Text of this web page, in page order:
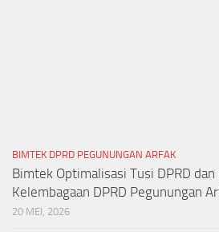
BIMTEK DPRD PEGUNUNGAN ARFAK
Bimtek Optimalisasi Tusi DPRD dan
Kelembagaan DPRD Pegunungan
20 MEI, 2026